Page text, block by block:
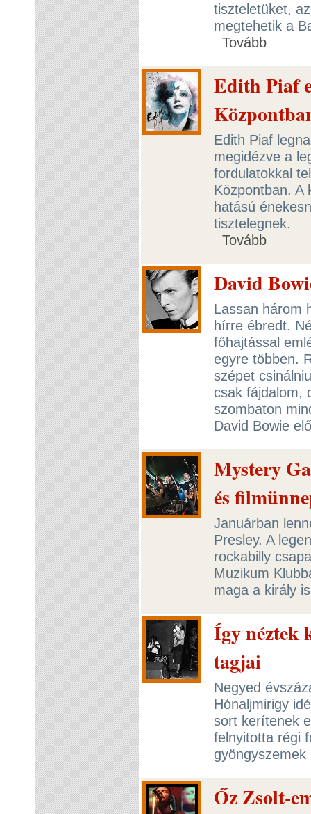
tiszteletüket,
megtehetik a
Tovább
Edith Piaf
Edith Piaf
megidézve a
fordulatokkal
Központban. A
hatású
tisztelegnek.
Tovább
David
Lassan három
hírre ébredt.
főhajtással
egyre többen.
szépet
csak fájdalom,
szombaton
David Bowie
Mystery
és
Januárban
Presley. A
rockabilly
Muzikum
maga a király
Így néztek
tagjai
Negyed
Hónaljmirigy
sort kerítenek
felnyitotta régi
Őz Zsolt-